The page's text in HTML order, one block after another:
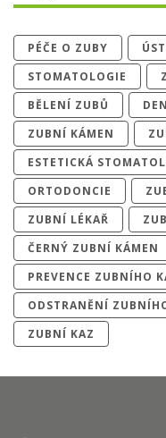
PÉČE O ZUBY
STOMATOLOGIE
BĚLENÍ ZUBŮ
ZUBNÍ KÁMEN
ESTETICKÁ
ORTODONCIE
ZUBNÍ LÉKAŘ
ČERNÝ ZUBNÍ KÁMEN
PREVENCE ZUBNÍHO
ODSTRANĚNÍ
ZUBNÍ KAZ